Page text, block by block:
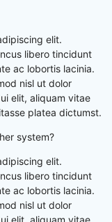
elit.
libero tincidunt
ac lobortis lacinia.
nisl ut dolor
elit, aliquam vitae
platea dictumst.
system?
elit.
libero tincidunt
ac lobortis lacinia.
nisl ut dolor